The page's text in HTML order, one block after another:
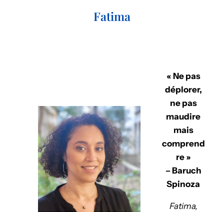
Fatima
« Ne pas
déplorer,
ne pas
maudire
mais
comprend
re »
– Baruch
Spinoza
Fatima,